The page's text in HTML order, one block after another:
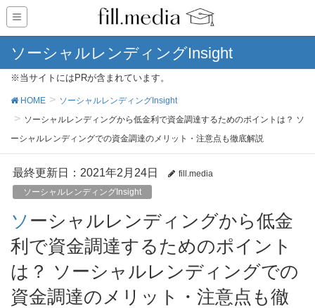
ソーシャルレンディングInsight
※当サイトにはPRが含まれています。
HOME
ソーシャルレンディングInsight
ソーシャルレンディングから低金利で資金調達するためのポイントは？ ソ
ーシャルレンディングでの資金調達のメリット・注意点も徹底解説
最終更新日：2021年2月24日
fill.media
ソーシャルレンディングInsight
ソーシャルレンディングから低金
利で資金調達するためのポイント
は？ ソーシャルレンディングでの
資金調達のメリット・注意点も徹